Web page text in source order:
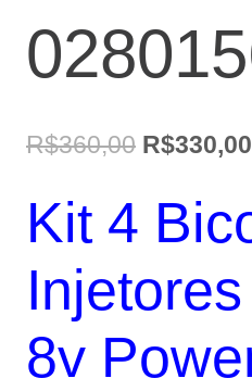
R$360,00 O
original
R$360,00.
R$330,00
Kit 4
8v